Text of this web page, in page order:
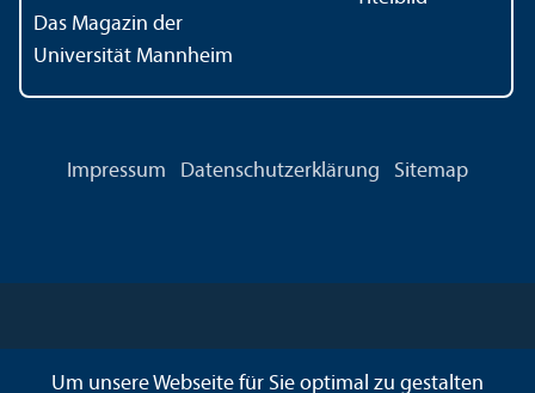
Das Magazin der
Universität Mannheim
Impressum Datenschutz­erklärung Sitemap
Um unsere Webseite für Sie optimal zu gestalten